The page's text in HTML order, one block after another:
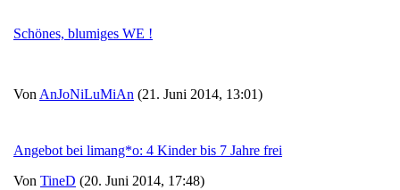
Schönes, blumiges WE !
Von AnJoNiLuMiAn (21. Juni 2014, 13:01)
Angebot bei limang*o: 4 Kinder bis 7 Jahre frei
Von TineD (20. Juni 2014, 17:48)